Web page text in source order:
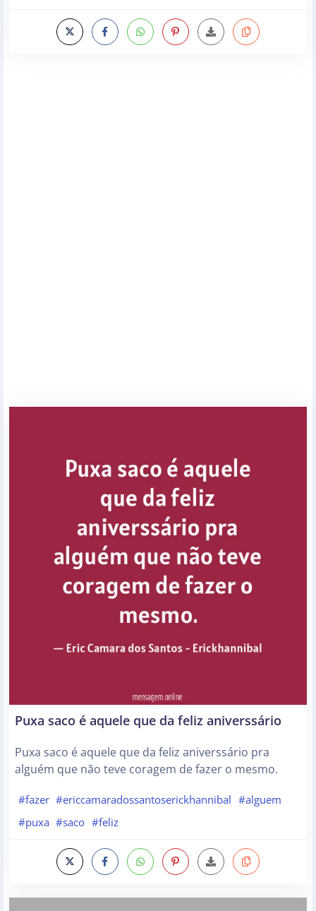
Puxa saco é aquele que da feliz aniverssário
Puxa saco é aquele que da feliz aniverssário pra
alguém que não teve coragem de fazer o mesmo.
#fazer #ericcamaradossantoserickhannibal #alguem
#puxa #saco #feliz